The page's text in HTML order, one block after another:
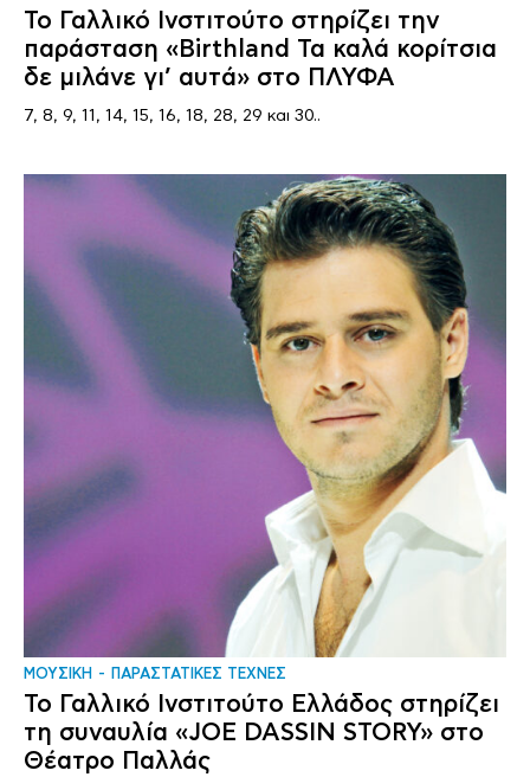
Το Γαλλικό Ινστιτούτο στηρίζει την
παράσταση «Birthland Τα καλά κορίτσια
δε μιλάνε γι’ αυτά» στο ΠΛΥΦΑ
7, 8, 9, 11, 14, 15, 16, 18, 28, 29 και 30..
ΜΟΥΣΙΚΗ ΠΑΡΑΣΤΑΤΙΚΕΣ ΤΕΧΝΕΣ
Το Γαλλικό Ινστιτούτο Ελλάδος στηρίζει
τη συναυλία «JOE DASSIN STORY» στο
Θέατρο Παλλάς